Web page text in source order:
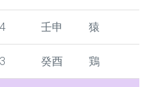
壬申 猿
癸酉 鶏